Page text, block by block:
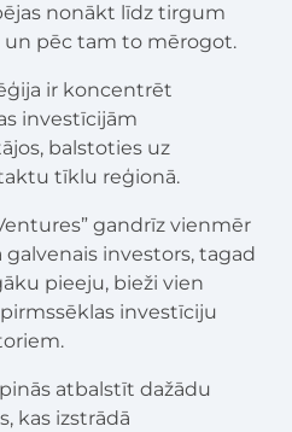
nonākt līdz tirgum
pēc tam to mērogot.
ir koncentrēt
investīcijām
balstoties uz
tīklu reģionā.
gandrīz vienmēr
investors, tagad
pieeju, bieži vien
investīciju
atbalstīt dažādu
kas izstrādā